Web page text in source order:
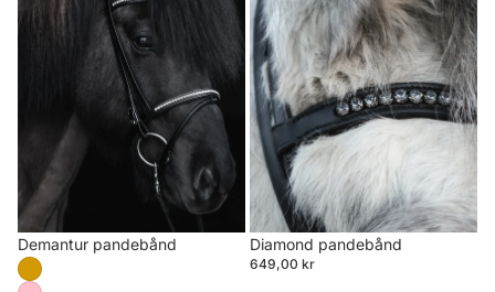
Demantur pandebånd Diamond pandebånd
649,00 kr